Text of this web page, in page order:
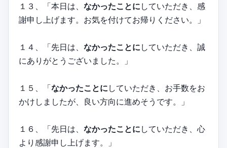
１３、「本日は、 なかったことに していただき、感
謝申し上げます。お気を付けてお帰りください。」
１４、「先日は、 なかったことに していただき、誠
にありがとうございました。」
１５、「なかったことに していただき、お手数をお
かけしましたが、良い方向に進めそうです。」
１６、「先日は、 なかったことに していただき、心
より感謝申し上げます。」